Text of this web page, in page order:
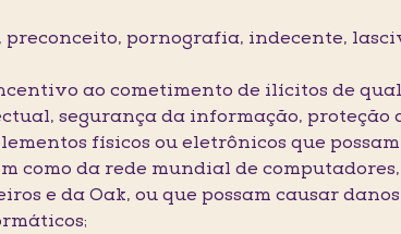
preconceito, pornografia, indecente,
ao cometimento de ilícitos de
segurança da informação, proteção
físicos ou eletrônicos que
como da rede mundial de
e da Oak, ou que possam causar